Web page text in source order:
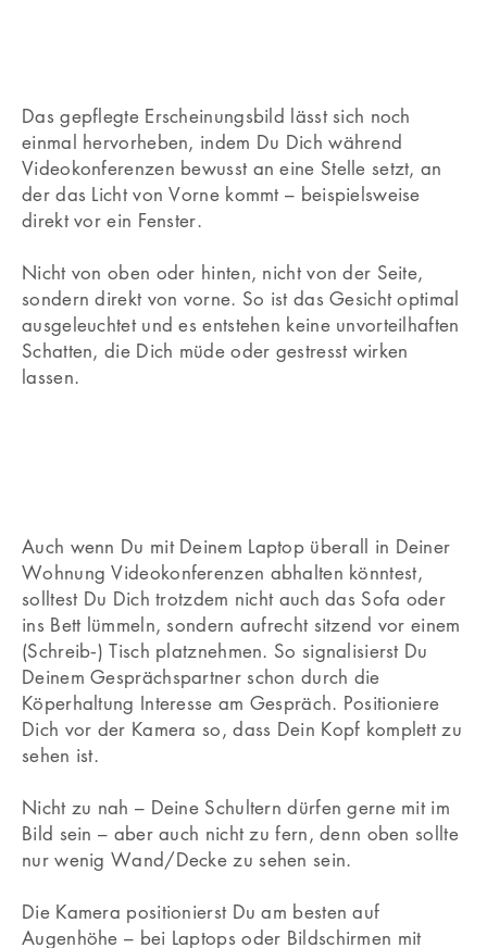
Das gepflegte Erscheinungsbild lässt sich noch
einmal hervorheben, indem Du Dich während
Videokonferenzen bewusst an eine Stelle setzt, an
der das Licht von Vorne kommt – beispielsweise
direkt vor ein Fenster.
Nicht von oben oder hinten, nicht von der Seite,
sondern direkt von vorne. So ist das Gesicht optimal
ausgeleuchtet und es entstehen keine unvorteilhaften
Schatten, die Dich müde oder gestresst wirken
lassen.
Auch wenn Du mit Deinem Laptop überall in Deiner
Wohnung Videokonferenzen abhalten könntest,
solltest Du Dich trotzdem nicht auch das Sofa oder
ins Bett lümmeln, sondern aufrecht sitzend vor einem
(Schreib‐) Tisch platznehmen. So signalisierst Du
Deinem Gesprächspartner schon durch die
Köperhaltung Interesse am Gespräch. Positioniere
Dich vor der Kamera so, dass Dein Kopf komplett zu
sehen ist.
Nicht zu nah – Deine Schultern dürfen gerne mit im
Bild sein – aber auch nicht zu fern, denn oben sollte
nur wenig Wand/Decke zu sehen sein.
Die Kamera positionierst Du am besten auf
Augenhöhe – bei Laptops oder Bildschirmen mit